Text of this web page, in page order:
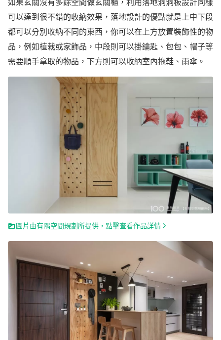
可以達到很不錯的收納效果，落地設計的優點就是上中下段
都可以分別收納不同的東西，你可以在上方放置裝飾性的物
品，例如植栽或家飾品，中段則可以掛鑰匙、包包、帽子等
需要順手拿取的物品，下方則可以收納室內拖鞋、雨傘。
圖片由有隅空間規劃所提供，點擊查看作品詳情